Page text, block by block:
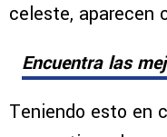
celeste, aparecen
Encuentra las
Teniendo esto en